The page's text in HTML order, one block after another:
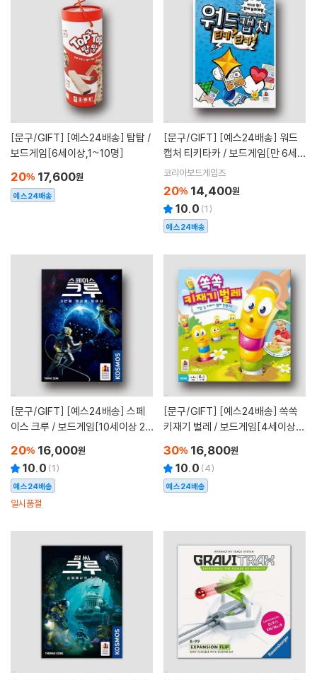
[문구/GIFT]
보드게임[6세이상,1~10명]
20% 17,600원
예스24배송
[문구/GIFT]
캡처 티키타카 / 보드게임[만 6세이
상,3~6명]
코리아보드게임즈
20% 14,400원
10.0 (1)
예스24배송
[문구/GIFT]
이스 크루 / 보드게임[10세이상 2~
20% 16,000원
10.0 (1)
예스24배송
일시품절
[문구/GIFT]
키재기 벌레 / 보드게임[4세이상,2
30% 16,800원
10.0 (4)
예스24배송